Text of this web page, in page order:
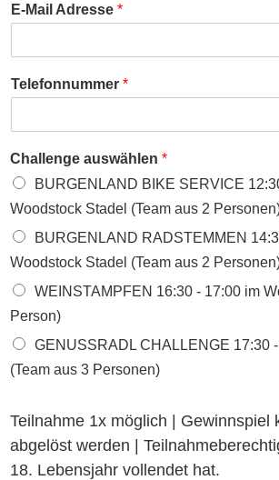
E-Mail Adresse *
Telefonnummer *
Challenge auswählen *
BURGENLAND BIKE SERVICE
Woodstock Stadel (Team aus 2
BURGENLAND RADSTEMMEN
Woodstock Stadel (Team aus 2
WEINSTAMPFEN 16:30 - 17:00 im
Person)
GENUSSRADL CHALLENGE 17:30
(Team aus 3 Personen)
Teilnahme 1x möglich | Gewinnspiel
abgelöst werden |
18. Lebensjahr vollendet hat.